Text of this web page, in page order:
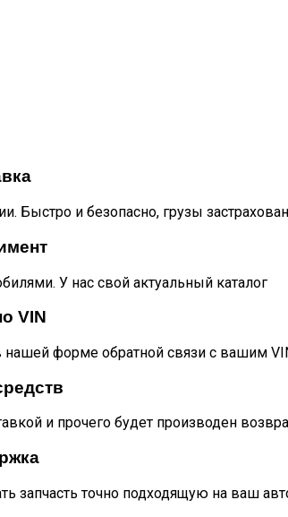
Быстро и безопасно, грузы
У нас свой актуальный каталог
VIN
нашей форме обратной связи с вашим
и прочего будет производен
точно подходящую на ваш